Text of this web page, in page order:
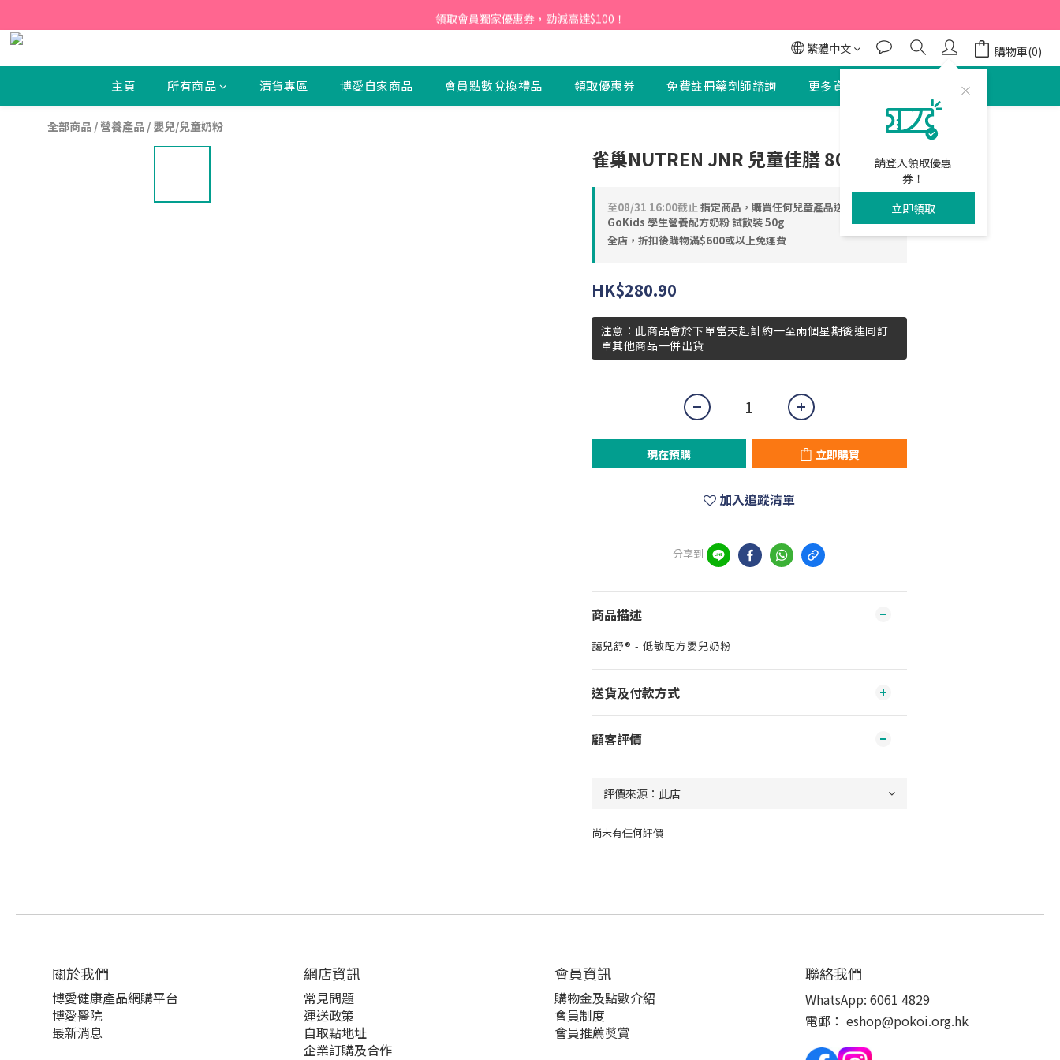
【新會員】即日起至2026月12月31日，首次下單輸入優惠碼「NEW95」即可享95折
領取會員獨家優惠券，勁減高達$100！
繁體中文
請登入領取優惠
券！
立即領取
購物車(0)
主頁 所有商品 清貨專區 博愛自家商品 會員點數兌換禮品 領取優惠券 免費註冊藥劑師諮詢 更多資訊
全部商品 / 營養產品 / 嬰兒/兒童奶粉
雀巢NUTREN JNR 兒童佳膳 800克
至08/31 16:00截止指定商品，購買任何兒童產品送 NOD
GoKids 學生營養配方奶粉 試飲裝 50g
全店，折扣後購物滿$600或以上免運費
HK$280.90
注意：此商品會於下單當天起計約一至兩個星期後連同訂
單其他商品一併出貨
現在預購 立即購買
加入追蹤清單
分享到
商品描述
藹兒舒® - 低敏配方嬰兒奶粉
送貨及付款方式
顧客評價
尚未有任何評價
立即購買
關於我們‎
博愛健康產品網購平台
博愛醫院
最新消息
網店資訊
常見問題
運送政策
自取點地址
企業訂購及合作
會員資訊
購物金及點數介紹
會員制度
會員推薦獎賞
聯絡我們
WhatsApp: 6061 4829
電郵： eshop@pokoi.org.hk